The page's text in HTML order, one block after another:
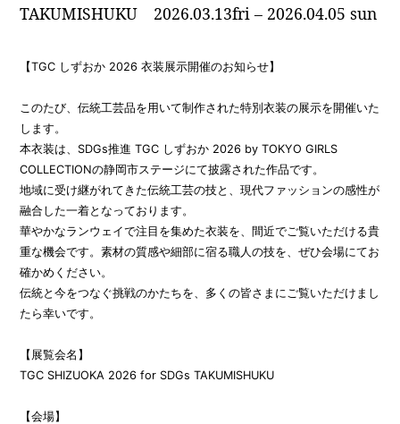
TAKUMISHUKU 2026.03.13fri – 2026.04.05 sun
【TGC しずおか 2026 衣装展示開催のお知らせ】
このたび、伝統工芸品を用いて制作された特別衣装の展示を開催いた
します。
本衣装は、SDGs推進 TGC しずおか 2026 by TOKYO GIRLS
COLLECTIONの静岡市ステージにて披露された作品です。
地域に受け継がれてきた伝統工芸の技と、現代ファッションの感性が
融合した一着となっております。
華やかなランウェイで注目を集めた衣装を、間近でご覧いただける貴
重な機会です。素材の質感や細部に宿る職人の技を、ぜひ会場にてお
確かめください。
伝統と今をつなぐ挑戦のかたちを、多くの皆さまにご覧いただけまし
たら幸いです。
【展覧会名】
TGC SHIZUOKA 2026 for SDGs TAKUMISHUKU
【会場】